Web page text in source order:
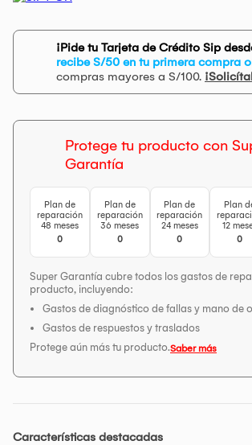
¡Pide tu Tarjeta de Crédito Sip
recibe S/50 en tu primera compra
compras mayores a S/100.
Protege tu producto con
Garantía
Plan de
reparación
48 meses
0
Plan de
reparación
36 meses
0
Plan de
reparación
24 meses
0
Plan
12
0
Super Garantía cubre todos los gastos de
producto, incluyendo:
Gastos de diagnóstico de fallas y mano de
Gastos de respuestos y traslados
Protege aún más tu producto.
Saber más
Características destacadas